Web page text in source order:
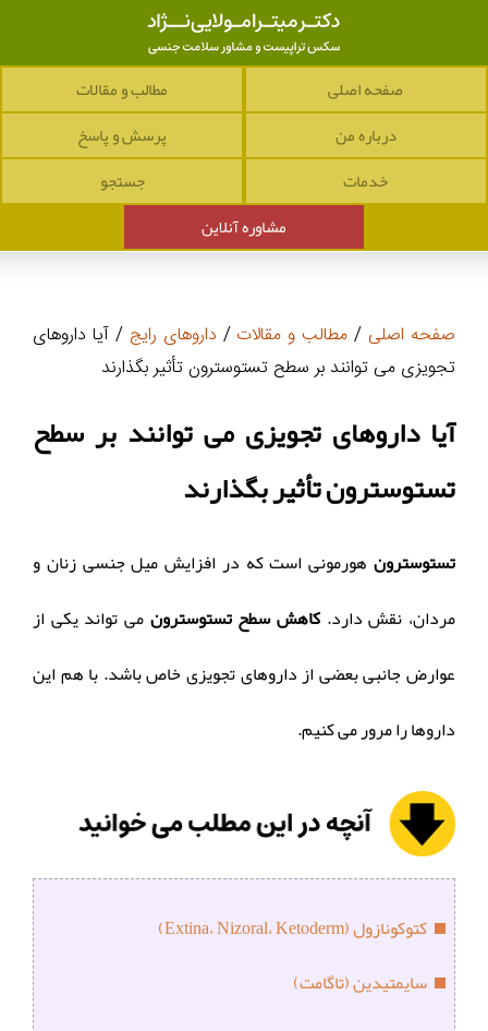
صفحه اصلی
مطالب و مقالات
درباره من
پرسش و پاسخ
خدمات
جستجو
مشاوره آنلاین
صفحه اصلی / مطالب و مقالات / داروهای رایج / آیا داروهای
تجویزی می توانند بر سطح تستوسترون تأثیر بگذارند
آیا داروهای تجویزی می توانند بر سطح
تستوسترون تأثیر بگذارند
تستوسترون هورمونی است که در افزایش میل جنسی زنان و
مردان، نقش دارد.‌ کاهش سطح تستوسترونمی تواند یکی از
عوارض جانبی بعضی از داروهای تجویزی خاص باشد.‌ با هم این
داروها را مرور می کنیم.
کتوکونازول (Extina، Nizoral، Ketoderm)
سایمتیدین (تاگامت)